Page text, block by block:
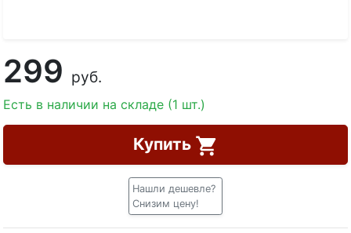
299 руб.
Есть в наличии на складе (1 шт.)
Купить
Нашли дешевле?
Снизим цену!